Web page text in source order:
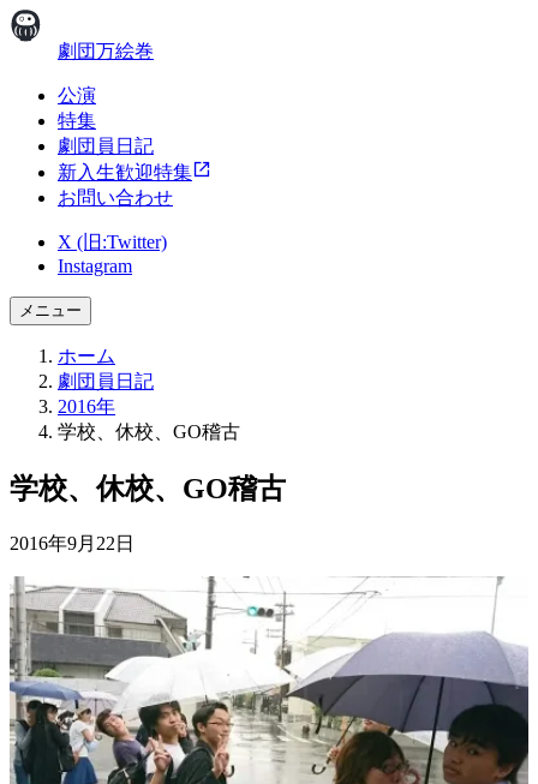
劇団万絵巻
公演
特集
劇団員日記
新入生歓迎特集
お問い合わせ
X (旧:Twitter)
Instagram
メニュー
ホーム
劇団員日記
2016年
学校、休校、GO稽古
学校、休校、GO稽古
2016年9月22日